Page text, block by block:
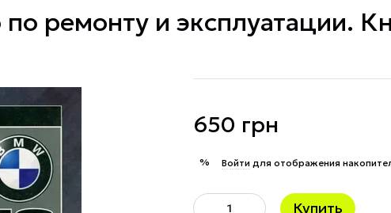
ремонту и эксплуатации.
650 грн
% Войти для отображения
Купить